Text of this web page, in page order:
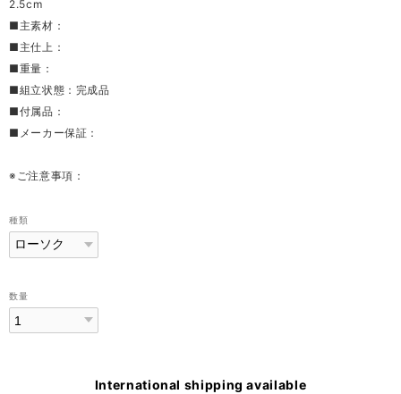
2.5cm
■主素材：
■主仕上：
■重量：
■組立状態：完成品
■付属品：
■メーカー保証：
※ご注意事項：
種類
数量
International shipping available